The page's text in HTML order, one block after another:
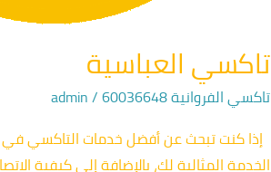
تاكسي العباسية
تاكسي الفروانية 60036648 /
admin
إذا كنت تبحث عن أفضل خدمات التاكسي في